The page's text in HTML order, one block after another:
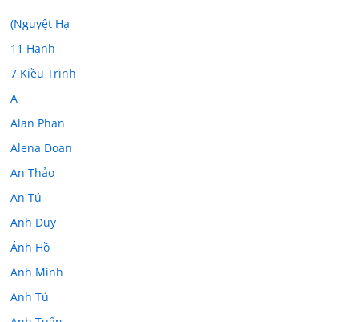
(Nguyệt Hạ
11 Hạnh
7 Kiều Trinh
A
Alan Phan
Alena Doan
An Thảo
An Tú
Anh Duy
Ánh Hồ
Anh Minh
Anh Tú